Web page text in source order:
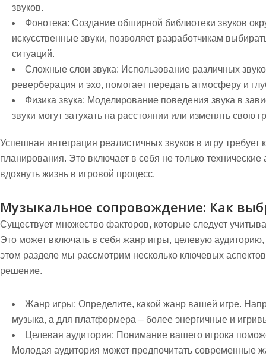
звуков.
Фонотека: Создание обширной библиотеки звуков
искусственные звуки, позволяет разработчикам
ситуаций.
Сложные слои звука: Использование различных
реверберация и эхо, помогает передать атмосферу и
Физика звука: Моделирование поведения звука в
звуки могут затухать на расстоянии или изменять свою
Успешная интеграция реалистичных звуков в игру требует
планирования. Это включает в себя не только
вдохнуть жизнь в игровой процесс.
Музыкальное сопровождение: Как
Существует множество факторов, которые следует
Это может включать в себя жанр игры, целевую
этом разделе мы рассмотрим несколько ключевых
решение.
Жанр игры: Определите, какой жанр вашей игре.
музыка, а для платформера – более энергичные и
Целевая аудитория: Понимание вашего игрока
Молодая аудитория может предпочитать современные